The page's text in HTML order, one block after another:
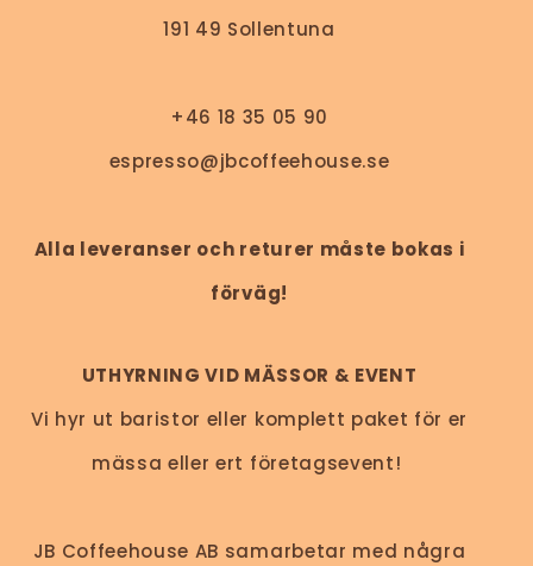
191 49 Sollentuna
+46 18 35 05 90
espresso@jbcoffeehouse.se
Alla leveranser och returer måste bokas i
förväg!
UTHYRNING VID MÄSSOR & EVENT
Vi hyr ut baristor eller komplett paket för er
mässa eller ert företagsevent!
JB Coffeehouse AB samarbetar med några